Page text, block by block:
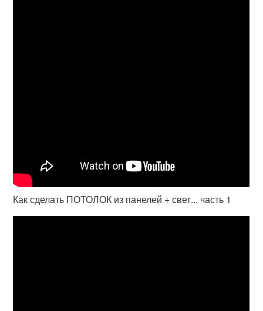
Как сделать ПОТОЛОК из панелей + свет... часть 1